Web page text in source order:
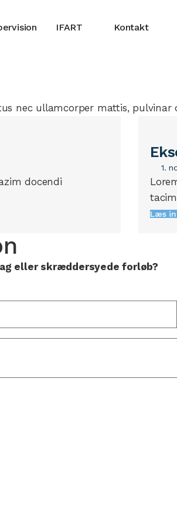
IFART Kontakt
nec ullamcorper mattis, pulvinar
docendi
1.
Læs
eller skræddersyede forløb?